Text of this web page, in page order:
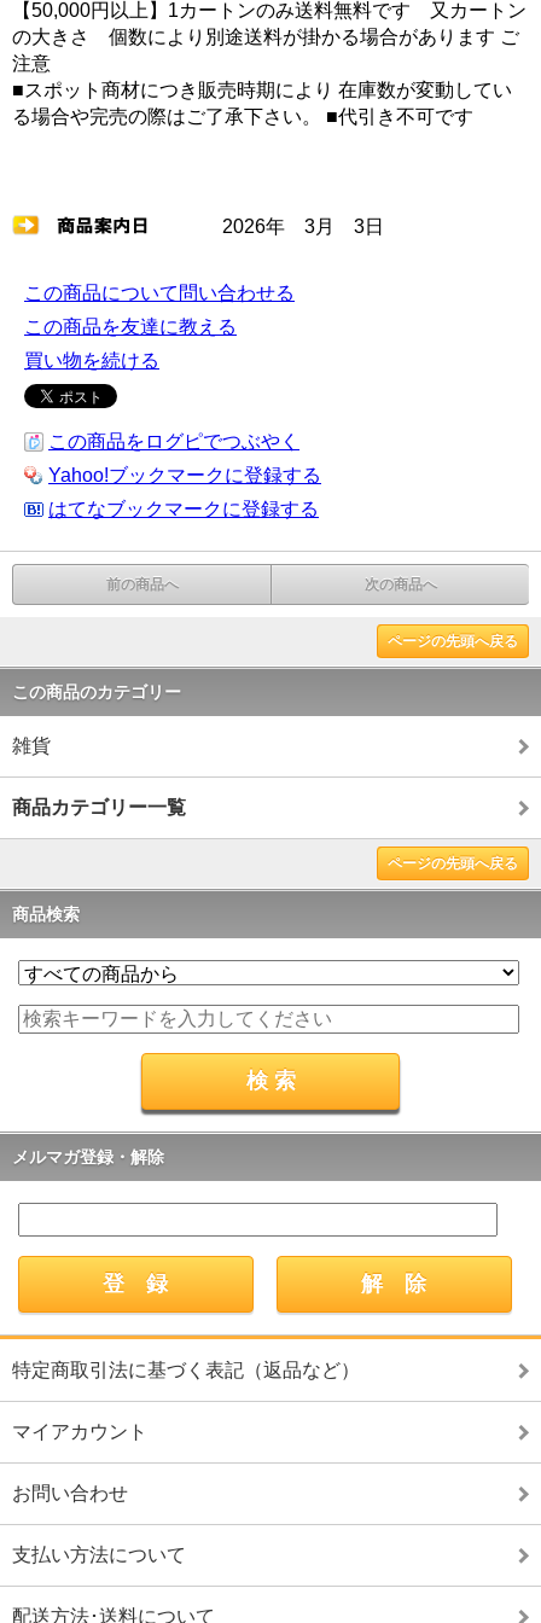
【50,000円以上】1カートンのみ送料無料です 又カートン
の大きさ 個数により別途送料が掛かる場合があります ご
注意
■スポット商材につき販売時期により 在庫数が変動してい
る場合や完売の際はご了承下さい。 ■代引き不可です
2026年 3月 3日
この商品について問い合わせる
この商品を友達に教える
買い物を続ける
この商品をログピでつぶやく
Yahoo!ブックマークに登録する
はてなブックマークに登録する
前の商品へ 次の商品へ
ページの先頭へ戻る
この商品のカテゴリー
雑貨
商品カテゴリー一覧
ページの先頭へ戻る
商品検索
メルマガ登録・解除
特定商取引法に基づく表記（返品など）
マイアカウント
お問い合わせ
支払い方法について
配送方法･送料について